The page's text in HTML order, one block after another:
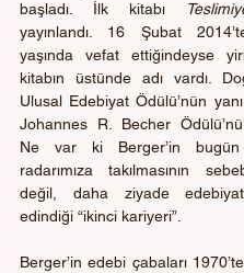
başladı. İlk kitabı
yayınlandı. 16 Şubat
yaşında vefat ettiğindeyse
kitabın üstünde adı vardı.
Ulusal Edebiyat Ödülü’nün
Johannes R. Becher Ödülü’nü
Ne var ki Berger’in bugün
radarımıza takılmasının
değil, daha ziyade
edindiği “ikinci kariyeri”.
Berger’in edebi çabaları